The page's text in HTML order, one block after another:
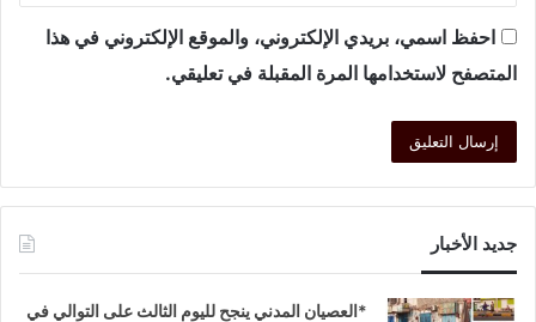
احفظ اسمي، بريدي الإلكتروني، والموقع الإلكتروني في هذا
المتصفح لاستخدامها المرة المقبلة في تعليقي.
جديد الأخبار
*العصيان المدني ينجح لليوم الثالث على التوالي في